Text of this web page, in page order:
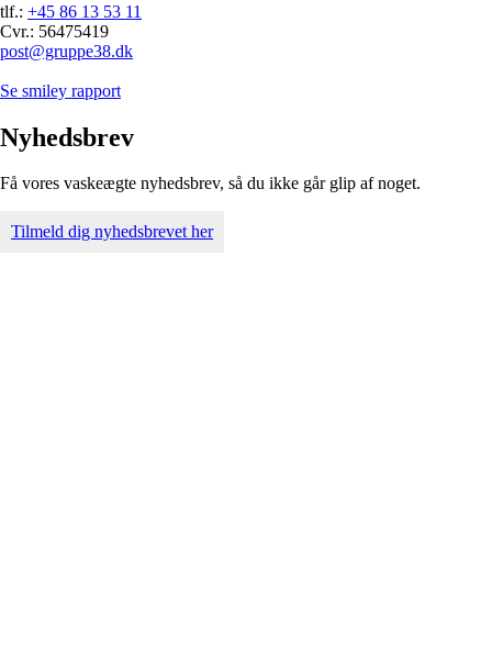
tlf.: +45 86 13 53 11
Cvr.: 56475419
post@gruppe38.dk
Se smiley rapport
Nyhedsbrev
Få vores vaskeægte nyhedsbrev, så du ikke går glip af noget.
Tilmeld dig nyhedsbrevet her